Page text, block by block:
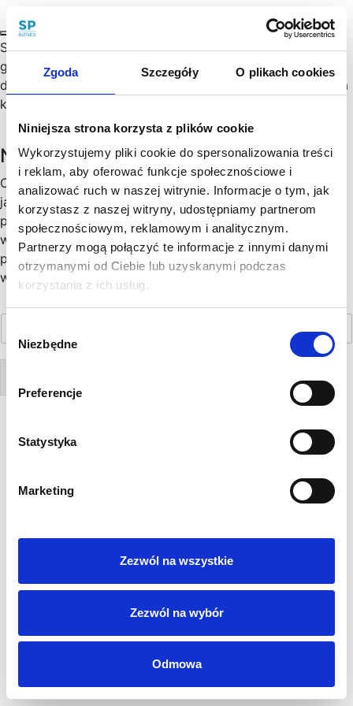
Zgoda Szczegóły O plikach cookies
Niniejsza strona korzysta z plików cookie
Wykorzystujemy pliki cookie do spersonalizowania treści
i reklam, aby oferować funkcje społecznościowe i
analizować ruch w naszej witrynie. Informacje o tym, jak
korzystasz z naszej witryny, udostępniamy partnerom
społecznościowym, reklamowym i analitycznym.
Partnerzy mogą połączyć te informacje z innymi danymi
otrzymanymi od Ciebie lub uzyskanymi podczas
korzystania z ich usług.
zgody
Niezbędne
Preferencje
Statystyka
Marketing
Zezwól na wszystkie
Zezwól na wybór
Odmowa
Spółka akcyjna to jedna z form prowadzenia działalności
gospodarczej, przeznaczona przede wszystkim dla
dużych przedsiębiorstw z wysokim zapotrzebowaniem na
kapitał inwestycyjny.…
Newsletter
Chętny, chętna na więcej praktycznych porad prawnych
jak wesprzeć rozwój Twojego biznesu, zoptymalizować
podatki, zminimalizować formalności? Cenimy Twój czas:
wysyłamy konkrety, rzetelne informacje sprawdzone w
praktyce i ważne aktualizacje w prawie, które mogą mieć
wpływ na Twoj biznes. Skorzystaj!
Regulamin
Sygnaliści